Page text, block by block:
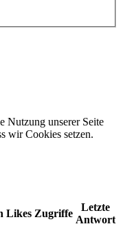
Nutzung unserer Seite
wir Cookies setzen.
Likes Zugriffe
Letzte
Antwort